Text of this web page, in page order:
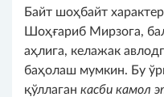
Байт шоҳбайт
Шоҳғариб Мирзога,
аҳлига, келажак
баҳолаш мумкин. Бу
қўллаган касби камол